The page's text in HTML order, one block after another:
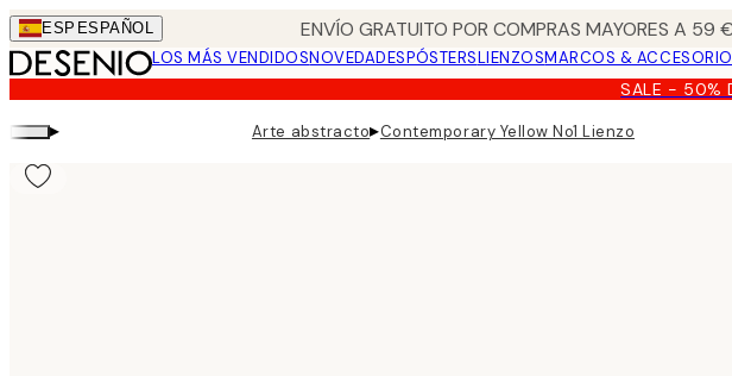
Skip
to
main
content.
ESP ESPAÑOL ENVÍO GRATUITO POR COMPRAS MAYORES A 59
LOS MÁS VENDIDOSNOVEDADESPÓSTERSLIENZOSMARCOS &
SALE - 50%
▸ Arte abstracto▸Contemporary Yellow No1 Lienzo